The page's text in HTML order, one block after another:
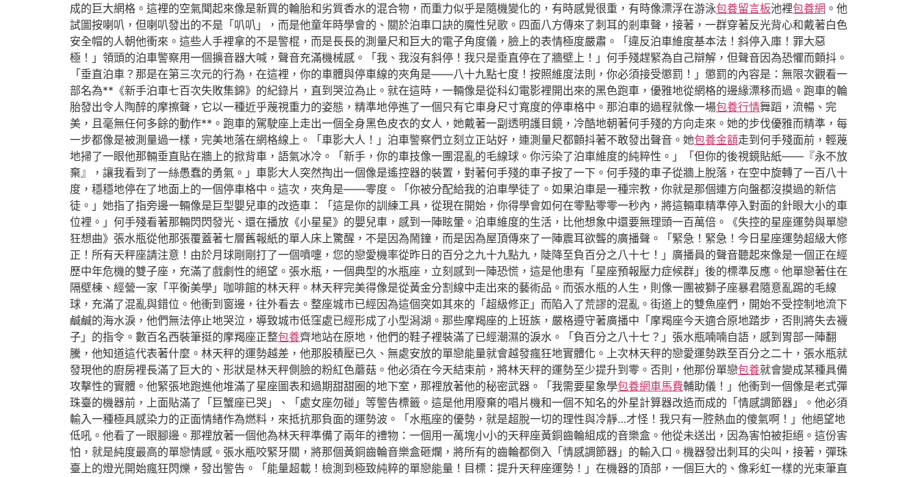
成的巨大網格。這裡的空氣聞起來像是新買的輪胎和劣質香水的混合物，而重力似乎是隨機變化的，有時感覺很重，有時像漂浮在游泳包養留言板池裡包養網 。他
試圖按喇叭，但喇叭發出的不是「叭叭」，而是他童年時學會的、關於泊車口訣的魔性兒歌。四面八方傳來了刺耳的剎車聲，接著，一群穿著反光背心和戴著白色
安全帽的人朝他衝來。這些人手裡拿的不是警棍，而是長長的測量尺和巨大的電子角度儀，臉上的表情極度嚴肅。「違反泊車維度基本法！斜停入庫！罪大惡
極！」領頭的泊車警察用一個擴音器大喊，聲音充滿機械感。「我、我沒有斜停！我只是垂直停在了牆壁上！」何手殘趕緊為自己辯解，但聲音因為恐懼而顫抖。
「垂直泊車？那是在第三次元的行為，在這裡，你的車體與停車線的夾角是——八十九點七度！按照維度法則，你必須接受懲罰！」懲罰的內容是：無限次觀看一
部名為**《新手泊車七百次失敗集錦》的紀錄片，直到哭泣為止。就在這時，一輛像是從科幻電影裡開出來的黑色跑車，優雅地從網格的邊緣漂移而過。跑車的輪
胎發出令人陶醉的摩擦聲，它以一種近乎蔑視重力的姿態，精準地停進了一個只有它車身尺寸寬度的停車格中。那泊車的過程就像一場包養行情舞蹈，流暢、完
美，且毫無任何多餘的動作**。跑車的駕駛座上走出一個全身黑色皮衣的女人，她戴著一副透明護目鏡，冷酷地朝著何手殘的方向走來。她的步伐優雅而精準，每
一步都像是被測量過一樣，完美地落在網格線上。「車影大人！」泊車警察們立刻立正站好，連測量尺都顫抖著不敢發出聲音。她包養金額走到何手殘面前，輕蔑
地掃了一眼他那輛垂直貼在牆上的掀背車，語氣冰冷。「新手，你的車技像一團混亂的毛線球。你污染了泊車維度的純粹性。」「但你的後視鏡貼紙——『永不放
棄』，讓我看到了一絲愚蠢的勇氣。」車影大人突然掏出一個像是遙控器的裝置，對著何手殘的車子按了一下。何手殘的車子從牆上脫落，在空中旋轉了一百八十
度，穩穩地停在了地面上的一個停車格中。這次，夾角是——零度。「你被分配給我的泊車學徒了。如果泊車是一種宗教，你就是那個連方向盤都沒摸過的新信
徒。」她指了指旁邊一輛像是巨型嬰兒車的改造車：「這是你的訓練工具，從現在開始，你得學會如何在零點零零一秒內，將這輛車精準停入對面的針眼大小的車
位裡。」何手殘看著那輛閃閃發光、還在播放《小星星》的嬰兒車，感到一陣眩暈。泊車維度的生活，比他想象中還要無理頭一百萬倍。《失控的星座運勢與單戀
狂想曲》張水瓶從他那張覆蓋著七層舊報紙的單人床上驚醒，不是因為鬧鐘，而是因為屋頂傳來了一陣震耳欲聾的廣播聲。「緊急！緊急！今日星座運勢超級大修
正！所有天秤座請注意！由於月球剛剛打了一個噴嚏，您的戀愛機率從昨日的百分之九十九點九，陡降至負百分之八十七！」廣播員的聲音聽起來像是一個正在經
歷中年危機的雙子座，充滿了戲劇性的絕望。張水瓶，一個典型的水瓶座，立刻感到一陣恐慌，這是他患有「星座預報壓力症候群」後的標準反應。他單戀著住在
隔壁棟、經營一家「平衡美學」咖啡館的林天秤。林天秤完美得像是從黃金分割線中走出來的藝術品。而張水瓶的人生，則像一團被獅子座暴君隨意亂踢的毛線
球，充滿了混亂與錯位。他衝到窗邊，往外看去。整座城市已經因為這個突如其來的「超級修正」而陷入了荒謬的混亂。街道上的雙魚座們，開始不受控制地流下
鹹鹹的海水淚，他們無法停止地哭泣，導致城市低窪處已經形成了小型潟湖。那些摩羯座的上班族，嚴格遵守著廣播中「摩羯座今天適合原地踏步，否則將失去襪
子」的指令。數百名西裝筆挺的摩羯座正整包養齊地站在原地，他們的鞋子裡裝滿了已經潮濕的淚水。「負百分之八十七？」張水瓶喃喃自語，感到胃部一陣翻
騰，他知道這代表著什麼。林天秤的運勢越差，他那股積壓已久、無處安放的單戀能量就會越發瘋狂地實體化。上次林天秤的戀愛運勢跌至百分之二十，張水瓶就
發現他的廚房裡長滿了巨大的、形狀是林天秤側臉的粉紅色蘑菇。他必須在今天結束前，將林天秤的運勢至少提升到零。否則，他那份單戀包養就會變成某種具備
攻擊性的實體。他緊張地跑進他堆滿了星座圖表和過期甜甜圈的地下室，那裡放著他的秘密武器。「我需要星象學包養網車馬費輔助儀！」他衝到一個像是老式彈
珠臺的機器前，上面貼滿了「巨蟹座已哭」、「處女座勿碰」等警告標籤。這是他用廢棄的唱片機和一個不知名的外星計算器改造而成的「情感調節器」。他必須
輸入一種極具感染力的正面情緒作為燃料，來抵抗那負面的運勢波。「水瓶座的優勢，就是超脫一切的理性與冷靜…才怪！我只有一腔熱血的傻氣啊！」他絕望地
低吼。他看了一眼腳邊。那裡放著一個他為林天秤準備了兩年的禮物：一個用一萬塊小小的天秤座黃銅齒輪組成的音樂盒。他從未送出，因為害怕被拒絕。這份害
怕，就是純度最高的單戀情感。張水瓶咬緊牙關，將那個黃銅齒輪音樂盒砸爛，將所有的齒輪都倒入「情感調節器」的輸入口。機器發出刺耳的尖叫，接著，彈珠
臺上的燈光開始瘋狂閃爍，發出警告。「能量超載！檢測到極致純粹的單戀能量！目標：提升天秤座運勢！」在機器的頂部，一個巨大的、像彩虹一樣的光束筆直